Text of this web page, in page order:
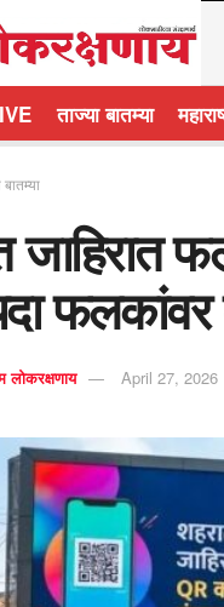
ताज्या बातम्या
जाहिरात
फलकांवर
लोकरक्षणाय April 27, 2026